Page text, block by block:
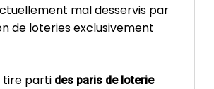
mal desservis par
de loteries exclusivement
tire parti des paris de loterie